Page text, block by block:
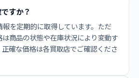
すか？
報を定期的に取得しています。ただ
は商品の状態や在庫状況により変動す
確な価格は各買取店でご確認くださ